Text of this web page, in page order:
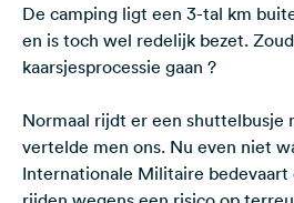
De camping ligt een 3-tal km
en is toch wel redelijk bezet.
kaarsjesprocessie gaan ?
Normaal rijdt er een shuttelbusje
vertelde men ons. Nu even niet
Internationale Militaire bedevaart